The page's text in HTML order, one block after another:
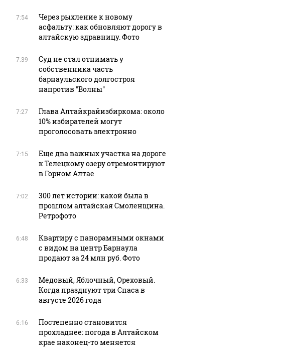
7:54
Через рыхление к новому
асфальту: как обновляют дорогу в
алтайскую здравницу. Фото
7:39
Суд не стал отнимать у
собственника часть
барнаульского долгостроя
напротив "Волны"
7:27
Глава Алтайкрайизбиркома: около
10% избирателей могут
проголосовать электронно
7:15
Еще два важных участка на дороге
к Телецкому озеру отремонтируют
в Горном Алтае
7:02
300 лет истории: какой была в
прошлом алтайская Смоленщина.
Ретрофото
6:48
Квартиру с панорамными окнами
с видом на центр Барнаула
продают за 24 млн руб. Фото
6:33
Медовый, Яблочный, Ореховый.
Когда празднуют три Спаса в
августе 2026 года
6:16
Постепенно становится
прохладнее: погода в Алтайском
крае наконец-то меняется